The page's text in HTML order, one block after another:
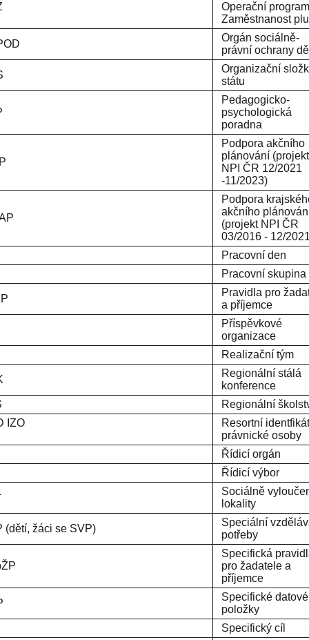
Operační program
Zaměstnanost
Orgán sociálně-
právní ochrany
Organizační
státu
Pedagogicko-
psychologická
poradna
Podpora akčního
plánování (projekt
NPI ČR 12/2021
-11/2023)
Podpora
akčního
(projekt NPI ČR
03/2016 - 12/
Pracovní den
Pracovní skupina
Pravidla pro
a příjemce
Příspěvkové
organizace
Realizační tým
Regionální stálá
konference
Regionální
IZO
Resortní
právnické osoby
Řídicí orgán
Řídicí výbor
Sociálně
lokality
(dětí, žáci se SVP)
Speciální
potřeby
Specifická
pro žadatele a
příjemce
Specifické datové
položky
Specifický cíl